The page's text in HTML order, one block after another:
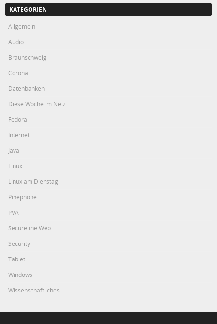
KATEGORIEN
Allgemein
Audio
Braunschweig
Corona
Datenbanken
Diese Woche im Netz
Fedora
Internet
Java
Linux
Linux am Dienstag
Pinephone
PVA
Secure the Web
Security
Tablet
Windows
Wissenschaftliches